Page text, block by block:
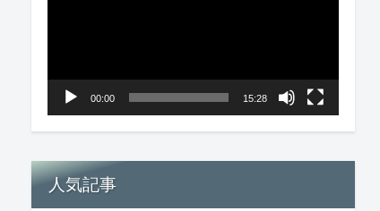
ー
00:00 15:28
人気記事